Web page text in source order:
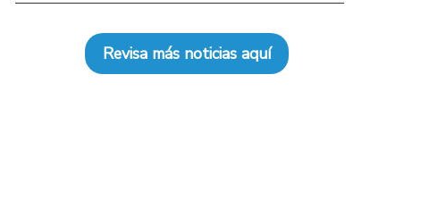
Revisa más noticias aquí